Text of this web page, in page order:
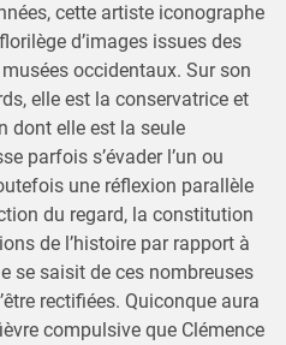
cette artiste iconographe
d’images issues des
occidentaux. Sur son
elle est la conservatrice et
dont elle est la seule
parfois s’évader l’un ou
une réflexion parallèle
du regard, la constitution
de l’histoire par rapport à
se saisit de ces nombreuses
rectifiées. Quiconque aura
compulsive que Clémence